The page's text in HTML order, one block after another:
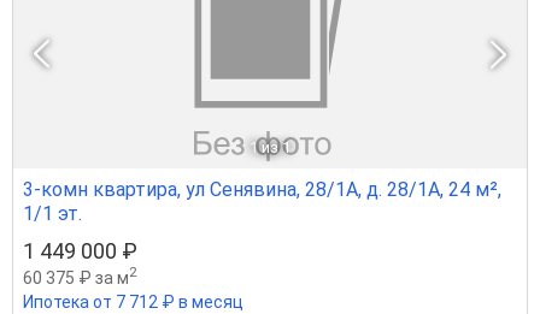
1 из 1
3-комн квартира, ул Сенявина, 28/1А, д. 28/1А, 24 м²,
1/1 эт.
1 449 000 ₽
60 375 ₽ за м2
Ипотека от 7 712 ₽ в месяц